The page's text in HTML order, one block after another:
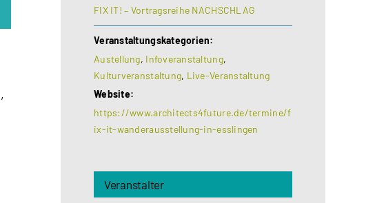
,
FIX IT! – Vortragsreihe NACHSCHLAG
Veranstaltungskategorien:
Austellung, Infoveranstaltung,
Kulturveranstaltung, Live-Veranstaltung
Website:
https://www.architects4future.de/termine/f
ix-it-wanderausstellung-in-esslingen
Veranstalter